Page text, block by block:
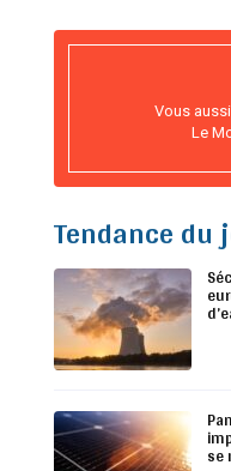
Vous
Le
Tendance du
se